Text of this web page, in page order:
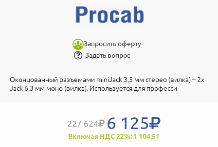
Запросить оферту
Задать вопрос
Оконцованный разъемами miniJack 3,5 мм стерео (вилка) – 2х
Jack 6,3 мм моно (вилка). Используется для професси
227 624 6 125
Включая НДС 22%: 1 104,51